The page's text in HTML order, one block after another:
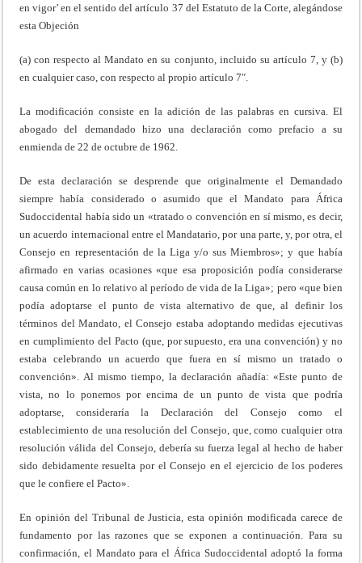
en vigor’ en el sentido del artículo 37 del Estatuto de la Corte, alegándose
esta Objeción
(a) con respecto al Mandato en su conjunto, incluido su artículo 7, y (b)
en cualquier caso, con respecto al propio artículo 7″.
La modificación consiste en la adición de las palabras en cursiva. El
abogado del demandado hizo una declaración como prefacio a su
enmienda de 22 de octubre de 1962.
De esta declaración se desprende que originalmente el Demandado
siempre había considerado o asumido que el Mandato para África
Sudoccidental había sido un «tratado o convención en sí mismo, es decir,
un acuerdo internacional entre el Mandatario, por una parte, y, por otra, el
Consejo en representación de la Liga y/o sus Miembros»; y que había
afirmado en varias ocasiones «que esa proposición podía considerarse
causa común en lo relativo al período de vida de la Liga»; pero «que bien
podía adoptarse el punto de vista alternativo de que, al definir los
términos del Mandato, el Consejo estaba adoptando medidas ejecutivas
en cumplimiento del Pacto (que, por supuesto, era una convención) y no
estaba celebrando un acuerdo que fuera en sí mismo un tratado o
convención». Al mismo tiempo, la declaración añadía: «Este punto de
vista, no lo ponemos por encima de un punto de vista que podría
adoptarse, consideraría la Declaración del Consejo como el
establecimiento de una resolución del Consejo, que, como cualquier otra
resolución válida del Consejo, debería su fuerza legal al hecho de haber
sido debidamente resuelta por el Consejo en el ejercicio de los poderes
que le confiere el Pacto».
En opinión del Tribunal de Justicia, esta opinión modificada carece de
fundamento por las razones que se exponen a continuación. Para su
confirmación, el Mandato para el África Sudoccidental adoptó la forma